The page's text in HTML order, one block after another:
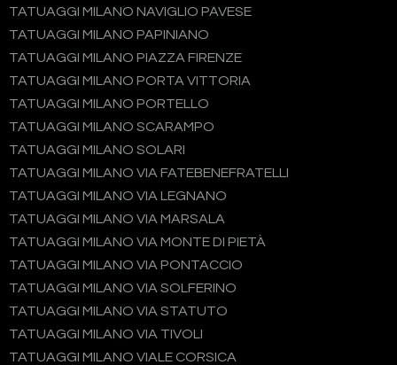
TATUAGGI MILANO NAVIGLIO PAVESE
TATUAGGI MILANO PAPINIANO
TATUAGGI MILANO PIAZZA FIRENZE
TATUAGGI MILANO PORTA VITTORIA
TATUAGGI MILANO PORTELLO
TATUAGGI MILANO SCARAMPO
TATUAGGI MILANO SOLARI
TATUAGGI MILANO VIA FATEBENEFRATELLI
TATUAGGI MILANO VIA LEGNANO
TATUAGGI MILANO VIA MARSALA
TATUAGGI MILANO VIA MONTE DI PIETÀ
TATUAGGI MILANO VIA PONTACCIO
TATUAGGI MILANO VIA SOLFERINO
TATUAGGI MILANO VIA STATUTO
TATUAGGI MILANO VIA TIVOLI
TATUAGGI MILANO VIALE CORSICA